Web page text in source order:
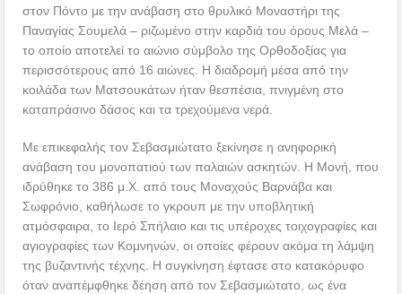
στον Πόντο με την ανάβαση στο θρυλικό Μοναστήρι της
Παναγίας Σουμελά – ριζωμένο στην καρδιά του όρους Μελά –
το οποίο αποτελεί το αιώνιο σύμβολο της Ορθοδοξίας για
περισσότερους από 16 αιώνες. Η διαδρομή μέσα από την
κοιλάδα των Ματσουκάτων ήταν θεσπέσια, πνιγμένη στο
καταπράσινο δάσος και τα τρεχούμενα νερά.
Με επικεφαλής τον Σεβασμιώτατο ξεκίνησε η ανηφορική
ανάβαση του μονοπατιού των παλαιών ασκητών. Η Μονή, που
ιδρύθηκε το 386 μ.Χ. από τους Μοναχούς Βαρνάβα και
Σωφρόνιο, καθήλωσε το γκρουπ με την υποβλητική
ατμόσφαιρα, το Ιερό Σπήλαιο και τις υπέροχες τοιχογραφίες και
αγιογραφίες των Κομνηνών, οι οποίες φέρουν ακόμα τη λάμψη
της βυζαντινής τέχνης. Η συγκίνηση έφτασε στο κατακόρυφο
όταν αναπέμφθηκε δέηση από τον Σεβασμιώτατο, ως ένα